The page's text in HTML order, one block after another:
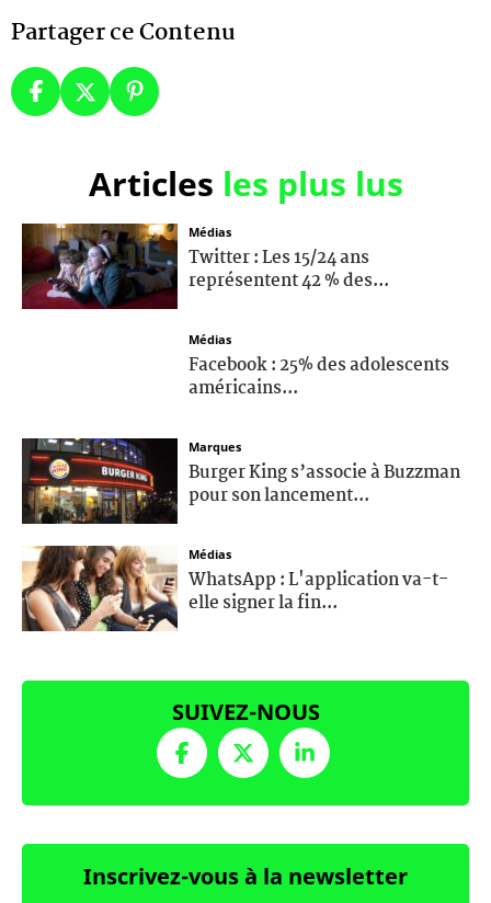
Partager ce Contenu
Articles les plus lus
Médias
Twitter : Les 15/24 ans
représentent 42 % des...
Médias
Facebook : 25% des adolescents
américains...
Marques
Burger King s’associe à Buzzman
pour son lancement...
Médias
WhatsApp : L'application va-t-
elle signer la fin...
SUIVEZ-NOUS
Inscrivez-vous à la newsletter